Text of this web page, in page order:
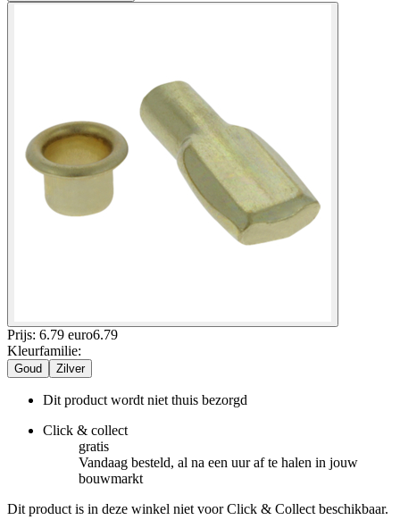
Prijs: 6.79 euro6.79
Kleurfamilie:
Goud Zilver
Dit product wordt niet thuis bezorgd
Click & collect
gratis
Vandaag besteld, al na een uur af te halen in jouw
bouwmarkt
Dit product is in deze winkel niet voor Click & Collect beschikbaar.